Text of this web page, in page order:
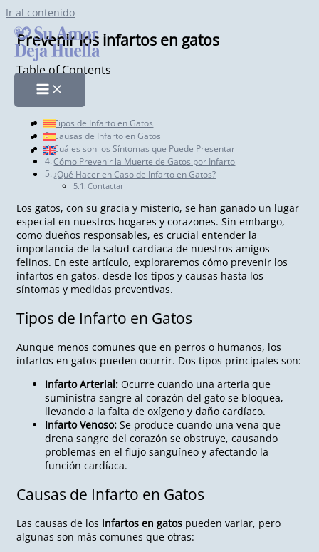
Ir al contenido
Prevenir los infartos en gatos
Table of Contents
Tipos de Infarto en Gatos
Causas de Infarto en Gatos
Cuáles son los Síntomas que Puede Presentar
Cómo Prevenir la Muerte de Gatos por Infarto
¿Qué Hacer en Caso de Infarto en Gatos?
Contactar
Los gatos, con su gracia y misterio, se han ganado un lugar
especial en nuestros hogares y corazones. Sin embargo,
como dueños responsables, es crucial entender la
importancia de la salud cardíaca de nuestros amigos
felinos. En este artículo, exploraremos cómo prevenir los
infartos en gatos, desde los tipos y causas hasta los
síntomas y medidas preventivas.
Tipos de Infarto en Gatos
Aunque menos comunes que en perros o humanos, los
infartos en gatos pueden ocurrir. Dos tipos principales son:
Infarto Arterial: Ocurre cuando una arteria que
suministra sangre al corazón del gato se bloquea,
llevando a la falta de oxígeno y daño cardíaco.
Infarto Venoso: Se produce cuando una vena que
drena sangre del corazón se obstruye, causando
problemas en el flujo sanguíneo y afectando la
función cardíaca.
Causas de Infarto en Gatos
Las causas de los infartos en gatos pueden variar, pero
algunas son más comunes que otras: